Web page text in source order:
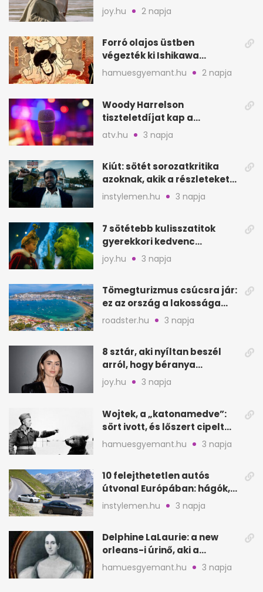
mutat, mint Homérosz
joy.hu 2 napja
Forró olajos üstben
végezték ki Ishikawa
Goemont, Japán Robin
Hoodját
hamuesgyemant.hu 2 napja
Woody Harrelson
tiszteletdíjat kap a
Szarajevói Filmfesztiválon
atv.hu 3 napja
Kiút: sötét sorozatkritika
azoknak, akik a részleteket
keresik
instylemen.hu 3 napja
7 sötétebb kulisszatitok
gyerekkori kedvenc
filmjeinkről a Joy szerint
joy.hu 3 napja
Tömegturizmus csúcsra jár:
ez az ország a lakossága
kétszeresét fogadja
roadster.hu 3 napja
8 sztár, aki nyíltan beszél
arról, hogy béranya
segítette a családalapítást
joy.hu 3 napja
Wojtek, a „katonamedve”:
sört ivott, és lőszert cipelt
Monte Cassinónál
hamuesgyemant.hu 3 napja
10 felejthetetlen autós
útvonal Európában: hágók,
partok, fjordok
instylemen.hu 3 napja
Delphine LaLaurie: a new
orleans-i úrinő, aki a
padláson kínzott
hamuesgyemant.hu 3 napja